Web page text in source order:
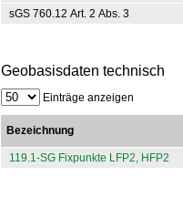
sGS 760.12 Art. 2 Abs. 3
Geobasisdaten technisch
Einträge anzeigen
Bezeichnung
119.1-SG Fixpunkte LFP2, HFP2